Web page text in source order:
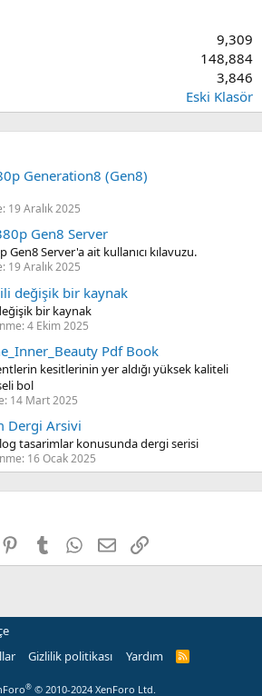
9,309
148,884
3,846
Eski Klasör
Generation8 (Gen8)
19 Aralık 2025
Gen8 Server
Gen8 Server'a ait kullanıcı kılavuzu.
19 Aralık 2025
değişik bir kaynak
bir kaynak
4 Ekim 2025
Pdf Book
kesitlerinin yer aldığı yüksek kaliteli
bol
14 Mart 2025
Dergi Arsivi
tasarimlar konusunda dergi serisi
16 Ocak 2025
PinterestTumblr WhatsApp
E-postaLink
Gizlilik politikası Yardım
R
® © 2010-2024 XenForo Ltd.